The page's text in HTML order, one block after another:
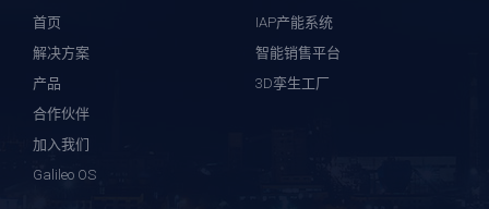
首页
解决方案
产品
合作伙伴
加入我们
Galileo OS
IAP产能系统
智能销售平台
3D孪生工厂